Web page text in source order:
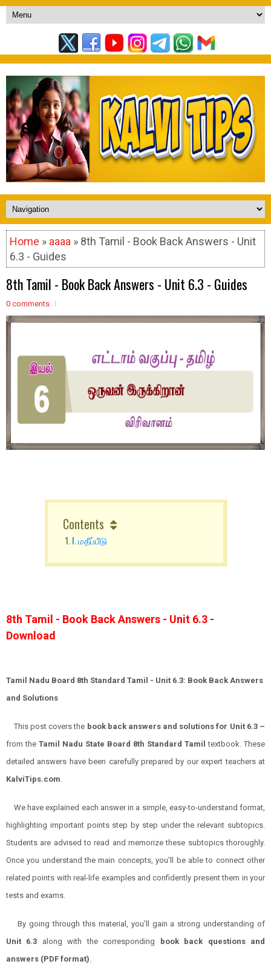
Home » aaaa » 8th Tamil - Book Back Answers - Unit
6.3 - Guides
8th Tamil - Book Back Answers - Unit 6.3 - Guides
0 comments
Contents
I. மதீப்பீடு
8th Tamil - Book Back Answers - Unit 6.3 -
Download
Tamil Nadu Board 8th Standard Tamil - Unit 6.3: Book Back Answers
and Solutions
This post covers the book back answers and solutions for Unit 6.3 –
from the Tamil Nadu State Board 8th Standard Tamil textbook. These
detailed answers have been carefully prepared by our expert teachers at
KalviTips.com
We have explained each answer in a simple, easy-to-understand format,
highlighting important points step by step under the relevant subtopics.
Students are advised to read and memorize these subtopics thoroughly.
Once you understand the main concepts, you’ll be able to connect other
related points with real-life examples and confidently present them in your
tests and exams.
By going through this material, you’ll gain a strong understanding of
Unit 6.3 along with the corresponding
book back questions and
answers (PDF format)